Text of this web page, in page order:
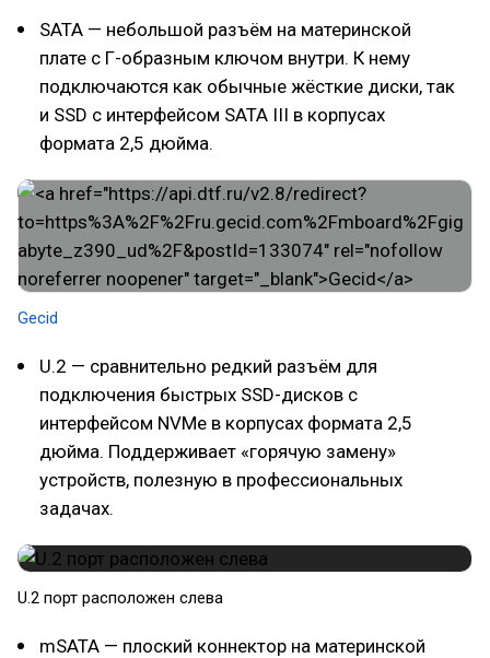
SATA — небольшой разъём на материнской
плате с Г-образным ключом внутри. К нему
подключаются как обычные жёсткие диски, так
и SSD с интерфейсом SATA III в корпусах
формата 2,5 дюйма.
Gecid
U.2 — сравнительно редкий разъём для
подключения быстрых SSD-дисков с
интерфейсом NVMe в корпусах формата 2,5
дюйма. Поддерживает «горячую замену»
устройств, полезную в профессиональных
задачах.
U.2 порт расположен слева
mSATA — плоский коннектор на материнской